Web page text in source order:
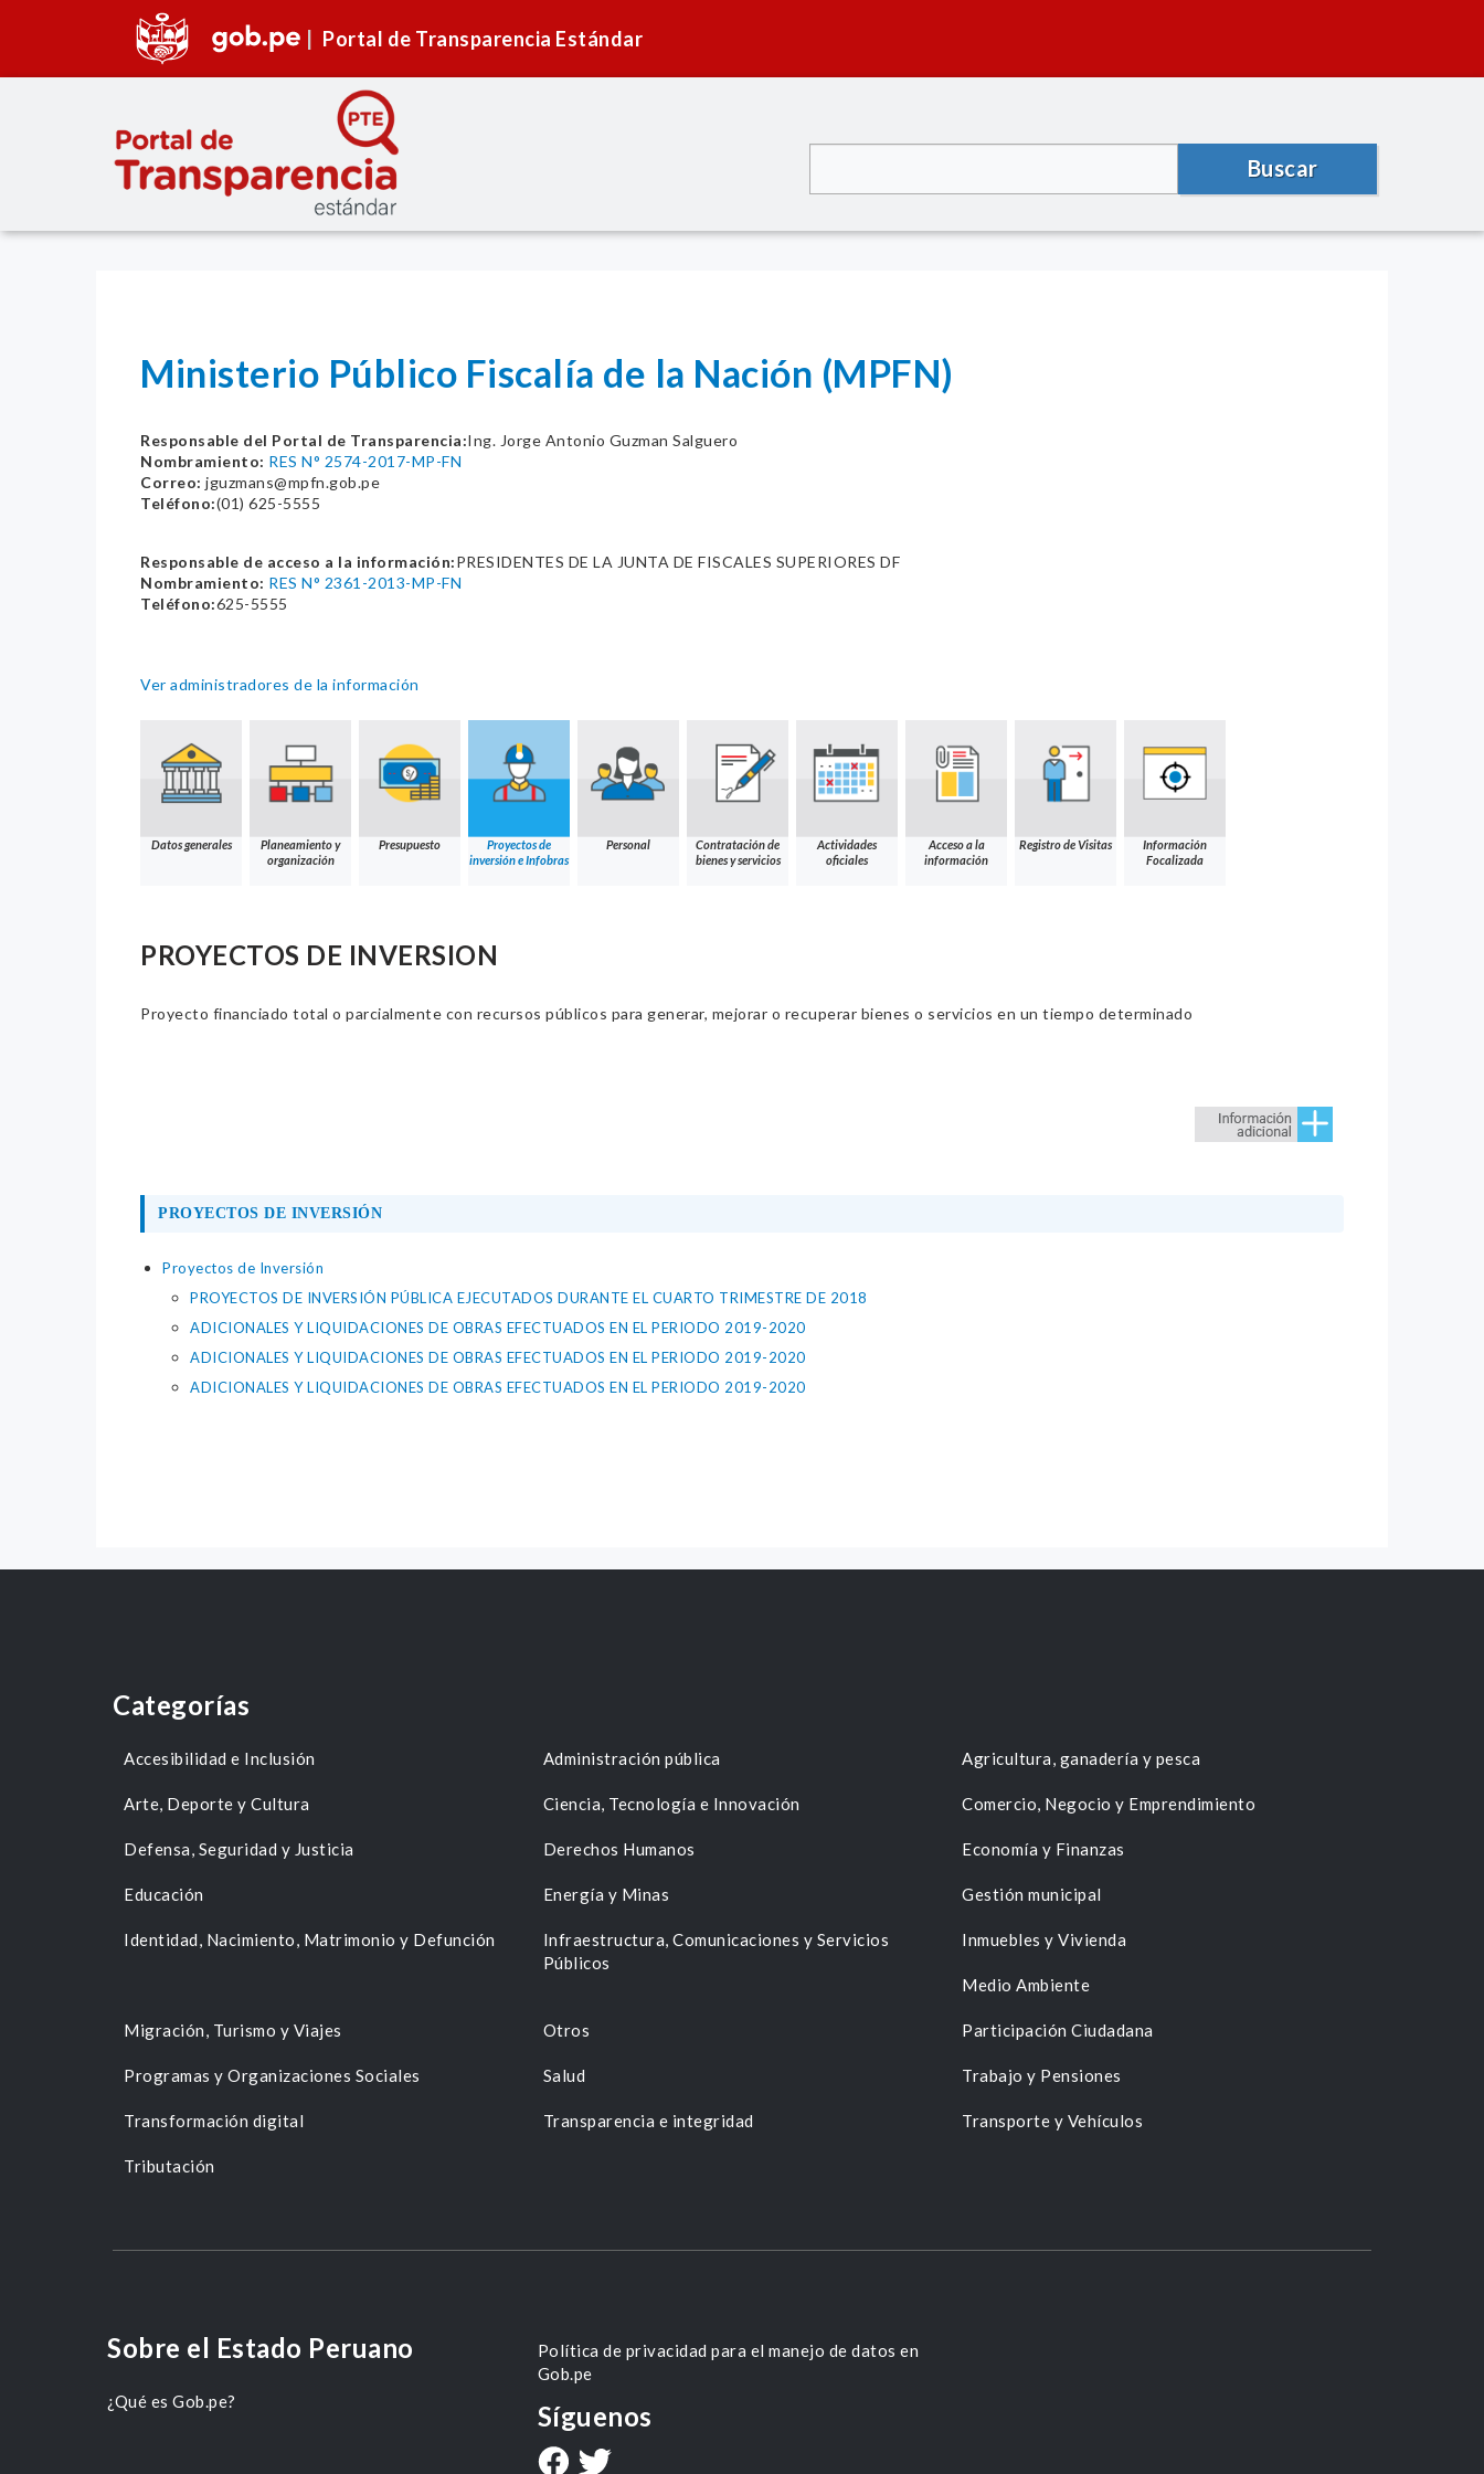
Portal de Transparencia Estándar
Buscar
Ministerio Público Fiscalía de la Nación (MPFN)
Responsable del Portal de Transparencia:Ing. Jorge Antonio Guzman Salguero
Nombramiento: RES N° 2574-2017-MP-FN
Correo: jguzmans@mpfn.gob.pe
Teléfono:(01) 625-5555
Responsable de acceso a la información:PRESIDENTES DE LA JUNTA DE FISCALES SUPERIORES DF
Nombramiento: RES N° 2361-2013-MP-FN
Teléfono:625-5555
Ver administradores de la información
Datos generales
Planeamiento y
organización
Presupuesto
Proyectos de
inversión e Infobras
Personal
Contratación de
bienes y servicios
Actividades
oficiales
Acceso a la
información
Registro de Visitas
Información
Focalizada
PROYECTOS DE INVERSION
Proyecto financiado total o parcialmente con recursos públicos para generar, mejorar o recuperar bienes o servicios en un tiempo determinado
PROYECTOS DE INVERSIÓN
Proyectos de Inversión
PROYECTOS DE INVERSIÓN PÚBLICA EJECUTADOS DURANTE EL CUARTO TRIMESTRE DE 2018
ADICIONALES Y LIQUIDACIONES DE OBRAS EFECTUADOS EN EL PERIODO 2019-2020
ADICIONALES Y LIQUIDACIONES DE OBRAS EFECTUADOS EN EL PERIODO 2019-2020
ADICIONALES Y LIQUIDACIONES DE OBRAS EFECTUADOS EN EL PERIODO 2019-2020
Categorías
Accesibilidad e Inclusión Administración pública Agricultura, ganadería y pesca
Arte, Deporte y Cultura Ciencia, Tecnología e Innovación Comercio, Negocio y Emprendimiento
Defensa, Seguridad y Justicia Derechos Humanos Economía y Finanzas
Educación Energía y Minas Gestión municipal
Identidad, Nacimiento, Matrimonio y Defunción
Infraestructura, Comunicaciones y Servicios
Públicos
Inmuebles y Vivienda
Medio Ambiente
Migración, Turismo y Viajes Otros Participación Ciudadana
Programas y Organizaciones Sociales Salud Trabajo y Pensiones
Transformación digital Transparencia e integridad Transporte y Vehículos
Tributación
Sobre el Estado Peruano
¿Qué es Gob.pe?
Política de privacidad para el manejo de datos en
Gob.pe
Síguenos